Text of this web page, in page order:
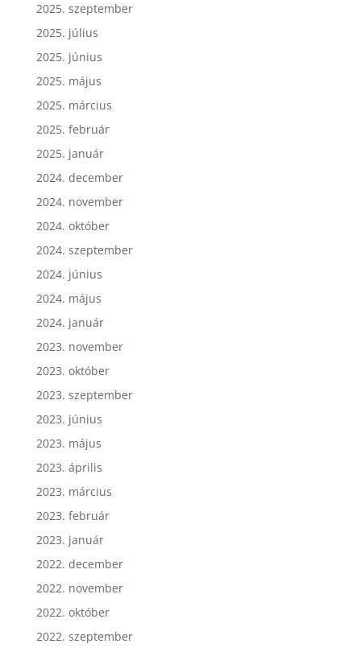
2025. szeptember
2025. július
2025. június
2025. május
2025. március
2025. február
2025. január
2024. december
2024. november
2024. október
2024. szeptember
2024. június
2024. május
2024. január
2023. november
2023. október
2023. szeptember
2023. június
2023. május
2023. április
2023. március
2023. február
2023. január
2022. december
2022. november
2022. október
2022. szeptember